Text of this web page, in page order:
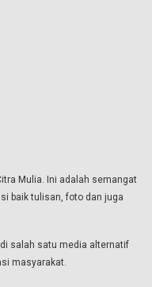
Mulia. Ini adalah semangat
baik tulisan, foto dan juga
salah satu media alternatif
masyarakat.